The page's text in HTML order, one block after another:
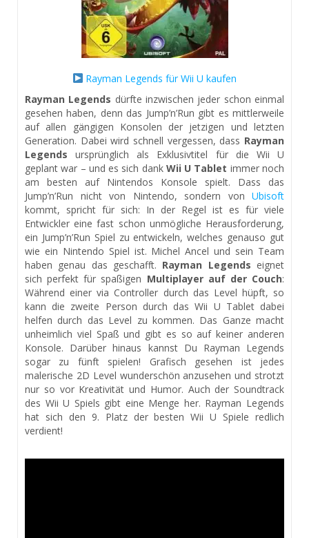
Rayman Legends für Wii U kaufen
Rayman Legends dürfte inzwischen jeder schon einmal
gesehen haben, denn das Jump’n’Run gibt es mittlerweile
auf allen gängigen Konsolen der jetzigen und letzten
Generation. Dabei wird schnell vergessen, dass Rayman
Legends ursprünglich als Exklusivtitel für die Wii U
geplant war – und es sich dank Wii U Tablet immer noch
am besten auf Nintendos Konsole spielt. Dass das
Jump’n’Run nicht von Nintendo, sondern von Ubisoft
kommt, spricht für sich: In der Regel ist es für viele
Entwickler eine fast schon unmögliche Herausforderung,
ein Jump’n’Run Spiel zu entwickeln, welches genauso gut
wie ein Nintendo Spiel ist. Michel Ancel und sein Team
haben genau das geschafft. Rayman Legends eignet
sich perfekt für spaßigen Multiplayer auf der Couch:
Während einer via Controller durch das Level hüpft, so
kann die zweite Person durch das Wii U Tablet dabei
helfen durch das Level zu kommen. Das Ganze macht
unheimlich viel Spaß und gibt es so auf keiner anderen
Konsole. Darüber hinaus kannst Du Rayman Legends
sogar zu fünft spielen! Grafisch gesehen ist jedes
malerische 2D Level wunderschön anzusehen und strotzt
nur so vor Kreativität und Humor. Auch der Soundtrack
des Wii U Spiels gibt eine Menge her. Rayman Legends
hat sich den 9. Platz der besten Wii U Spiele redlich
verdient!